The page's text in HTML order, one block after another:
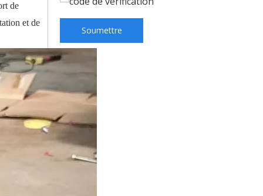
de
et de
Soumettre